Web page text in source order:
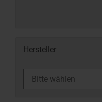
Hersteller